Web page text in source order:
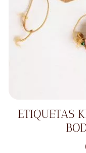
ETIQUETAS